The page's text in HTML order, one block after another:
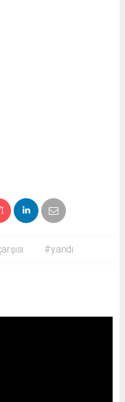
#yandı